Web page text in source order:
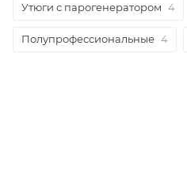
Утюги с парогенератором 4
Полупрофессиональные 4